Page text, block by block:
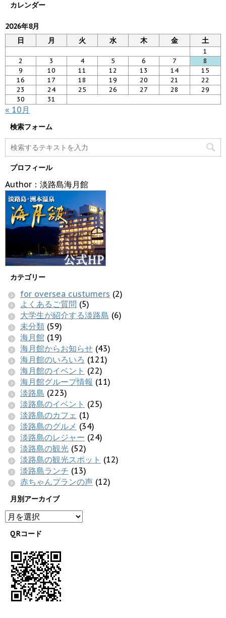
カレンダー
2026年8月
日
月 火 水 木 金 土
1
2
3 4 5 6 7
8
9
10 11 12 13 14
15
16
17 18 19 20 21
22
23
24 25 26 27 28
29
30
31
« 10月
検索フォーム
プロフィール
Author：淡路島海月館
カテゴリー
for oversea custumers (2)
よくあるご質問 (5)
大学生が紹介する淡路島 (6)
未分類 (59)
海月館 (19)
海月館からお知らせ (43)
海月館のいろいろ (121)
海月館のイベント (22)
海月館グループ情報 (11)
淡路島 (223)
淡路島のイベント (25)
淡路島のカフェ (1)
淡路島のグルメ (34)
淡路島のレジャー (24)
淡路島の観光 (52)
淡路島の観光スポット (12)
淡路島ランチ (13)
赤ちゃんプランの声 (12)
月別アーカイブ
QRコード